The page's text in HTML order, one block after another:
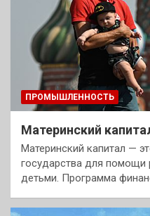
ПРОМЫШЛЕННОСТЬ
Материнский
Материнский капитал —
государства для помощи
детьми. Программа